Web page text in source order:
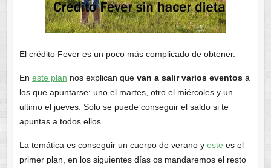
El crédito Fever es un poco más complicado de obtener.
En este plan nos explican quevan a salir varios eventosa
los que apuntarse: uno el martes, otro el miércoles y un
ultimo el jueves. Solo se puede conseguir el saldo si te
apuntas a todos ellos.
La temática es conseguir un cuerpo de verano y este es el
primer plan, en los siguientes días os mandaremos el resto